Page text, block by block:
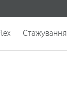
Стажування